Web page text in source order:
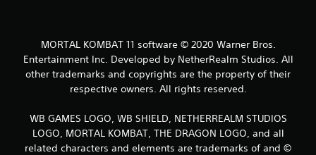
a
5
1
v
MORTAL KOMBAT 11 software © 2020 Warner Bros.
Entertainment Inc. Developed by NetherRealm Studios. All
other trademarks and copyrights are the property of their
respective owners. All rights reserved.
WB GAMES LOGO, WB SHIELD, NETHERREALM STUDIOS
LOGO, MORTAL KOMBAT, THE DRAGON LOGO, and all
related characters and elements are trademarks of and ©